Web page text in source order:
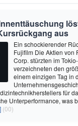
aus
Ein schockierender
Fujifilm Die Aktien von
Corp. stürzten im
verzeichneten den
einem einzigen Tag in
für
Unterperformance, was
(00)